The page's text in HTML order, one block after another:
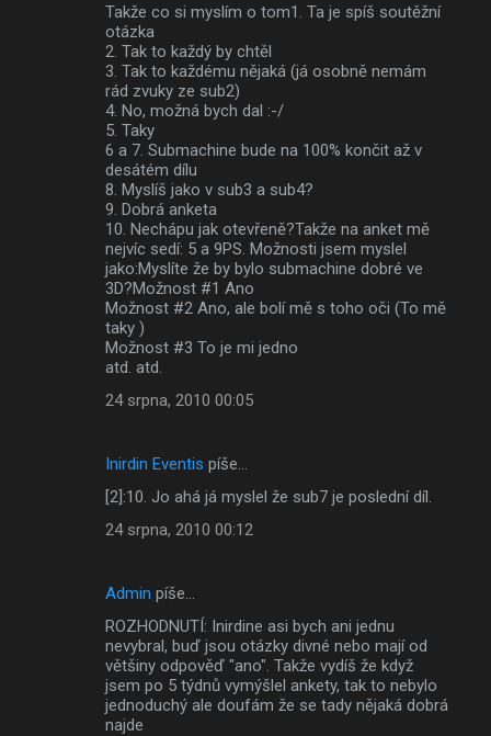
Takže co si myslím o tom1. Ta je spíš soutěžní
otázka
2. Tak to každý by chtěl
3. Tak to každému nějaká (já osobně nemám
rád zvuky ze sub2)
4. No, možná bych dal :-/
5. Taky
6 a 7. Submachine bude na 100% končit až v
desátém dílu
8. Myslíš jako v sub3 a sub4?
9. Dobrá anketa
10. Nechápu jak otevřeně?Takže na anket mě
nejvíc sedí: 5 a 9PS. Možnosti jsem myslel
jako:Myslíte že by bylo submachine dobré ve
3D?Možnost #1 Ano
Možnost #2 Ano, ale bolí mě s toho oči (To mě
taky )
Možnost #3 To je mi jedno
atd. atd.
24 srpna, 2010 00:05
Inirdin Eventis píše…
[2]:10. Jo ahá já myslel že sub7 je poslední díl.
24 srpna, 2010 00:12
Admin píše…
ROZHODNUTÍ: Inirdine asi bych ani jednu
nevybral, buď jsou otázky divné nebo mají od
většiny odpověď "ano". Takže vydíš že když
jsem po 5 týdnů vymýšlel ankety, tak to nebylo
jednoduchý ale doufám že se tady nějaká dobrá
najde